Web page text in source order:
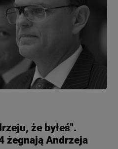
że byłeś".
żegnają Andrzeja